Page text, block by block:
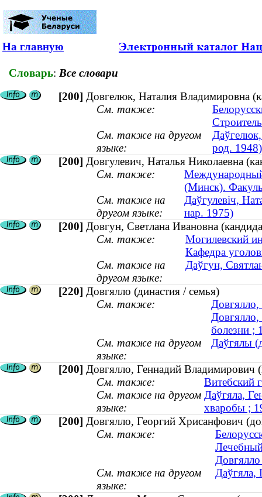
На главную
Словарь: Все словари
[200] Довгелюк, Наталия Владимировна
См. также:
См. также на другом
языке:
Даўгелюк,
род. 1948)
[200] Довгулевич, Наталья Николаевна
См. также:
Международный
(Минск).
См. также на
другом языке:
Даўгулевіч,
нар. 1975)
[200] Довгун, Светлана Ивановна
См. также:
Могилевский
Кафедра
См. также на
другом языке:
Даўгун,
[220] Довгялло (династия / семья)
См. также:
Довгялло,
болезни
См. также на другом
языке:
Даўгялы
[200] Довгялло, Геннадий Владимирович
См. также:
Витебский
См. также на другом
языке:
Даўгяла,
хваробы ;
[200] Довгялло, Георгий Хрисанфович
См. также:
См. также на другом
языке:
Даўгяла,